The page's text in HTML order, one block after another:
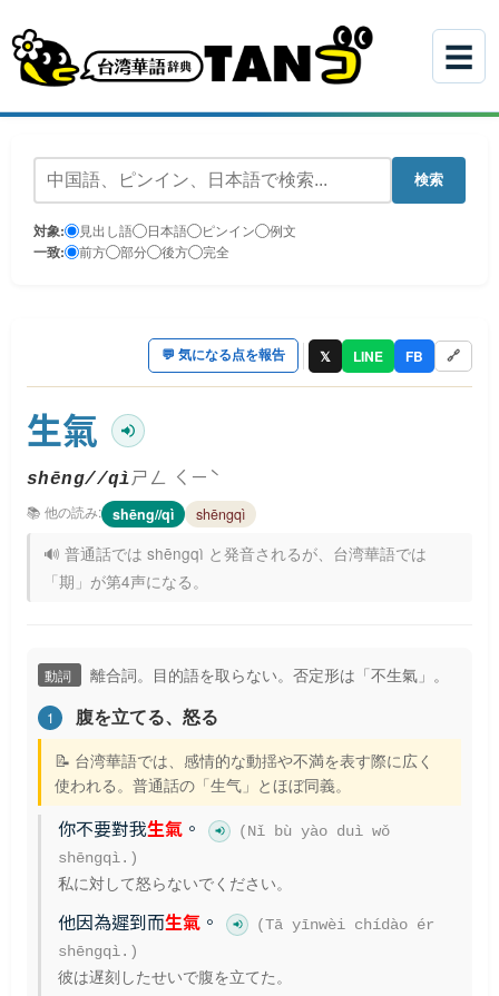
☰
検索
対象: 見出し語 日本語 ピンイン 例文
一致: 前方 部分 後方 完全
💬 気になる点を報告 𝕏 LINE FB 🔗
生氣
shēng//qìㄕㄥ ㄑㄧˋ
📚 他の読み: shēng//qì shēngqì
🔊 普通話では shēngqì と発音されるが、台湾華語では
「期」が第4声になる。
動詞 離合詞。目的語を取らない。否定形は「不生氣」。
1 腹を立てる、怒る
📝 台湾華語では、感情的な動揺や不満を表す際に広く
使われる。普通話の「生气」とほぼ同義。
你不要對我生氣 。
(Nǐ bù yào duì wǒ
shēngqì.)
私に対して怒らないでください。
他因為遲到而生氣 。
(Tā yīnwèi chídào ér
shēngqì.)
彼は遅刻したせいで腹を立てた。